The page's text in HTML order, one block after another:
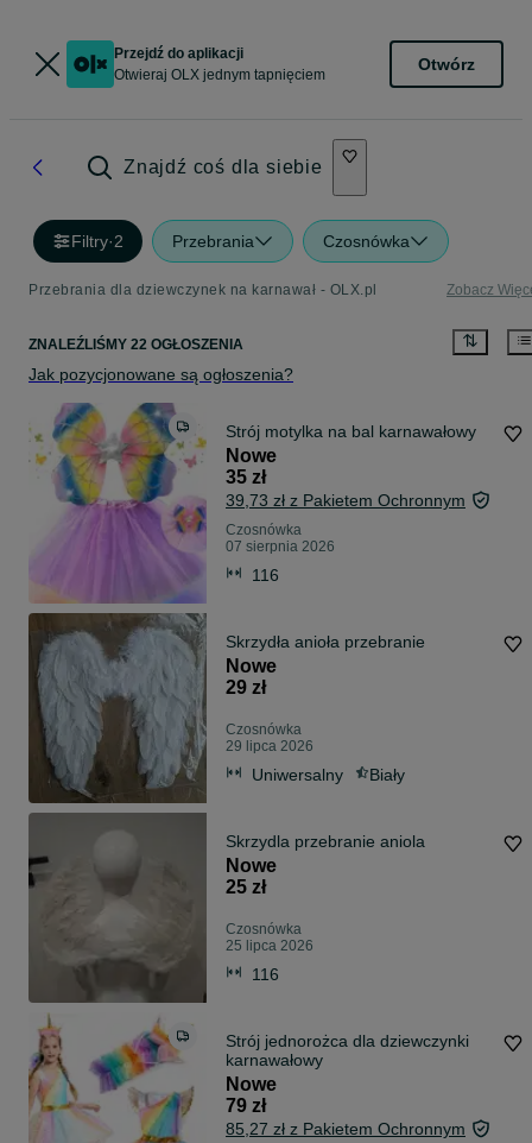
Przejdź do aplikacji
Otwieraj OLX jednym tapnięciem
Otwórz
Znajdź coś dla siebie
Filtry·2 Przebrania Czosnówka
Przebrania dla dziewczynek na karnawał - OLX.pl Zobacz
ZNALEŹLIŚMY 22 OGŁOSZENIA
Jak pozycjonowane są ogłoszenia?
Strój motylka na bal karnawałowy
Nowe
35 zł
39,73 zł z Pakietem Ochronnym
Czosnówka
07 sierpnia 2026
116
Skrzydła anioła przebranie
Nowe
29 zł
Czosnówka
29 lipca 2026
Uniwersalny Biały
Skrzydla przebranie aniola
Nowe
25 zł
Czosnówka
25 lipca 2026
116
Strój jednorożca dla dziewczynki
karnawałowy
Nowe
79 zł
85,27 zł z Pakietem Ochronnym